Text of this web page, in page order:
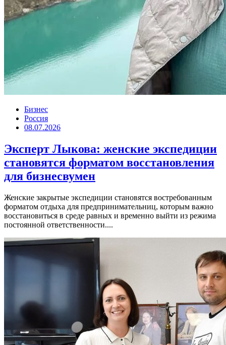
Бизнес
Россия
08.07.2026
Эксперт Лыкова: женские экспедиции
становятся форматом восстановления
для бизнесвумен
Женские закрытые экспедиции становятся востребованным
форматом отдыха для предпринимательниц, которым важно
восстановиться в среде равных и временно выйти из режима
постоянной ответственности....